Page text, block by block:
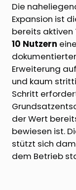
Die
Expansion ist
bereits aktiven
10 Nutzern
Erweiterung
und kaum
Schritt
der Wert
bewiesen ist.
stützt sich
dem Betrieb